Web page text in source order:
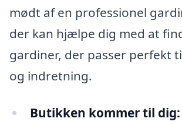
mødt af en professionel
der kan hjælpe dig med at
gardiner, der passer perfekt
og indretning.
Butikken kommer til dig: